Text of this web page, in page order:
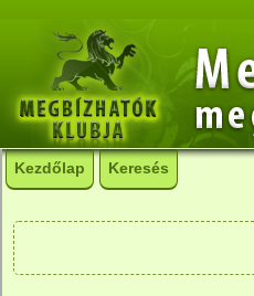
Kezdőlap Keresés